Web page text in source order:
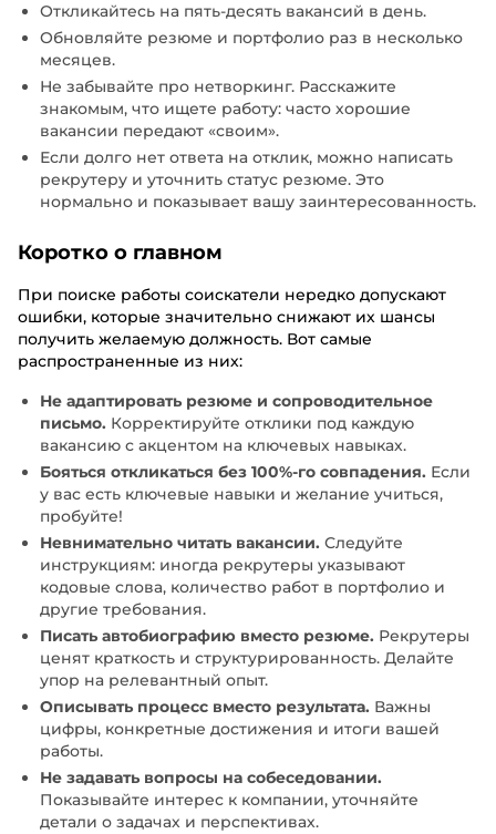
Откликайтесь на пять-десять вакансий в день.
Обновляйте резюме и портфолио раз в несколько
месяцев.
Не забывайте про нетворкинг. Расскажите
знакомым, что ищете работу: часто хорошие
вакансии передают «своим».
Если долго нет ответа на отклик, можно написать
рекрутеру и уточнить статус резюме. Это
нормально и показывает вашу заинтересованность.
Коротко о главном
При поиске работы соискатели нередко допускают
ошибки, которые значительно снижают их шансы
получить желаемую должность. Вот самые
распространенные из них:
Не адаптировать резюме и сопроводительное
письмо. Корректируйте отклики под каждую
вакансию с акцентом на ключевых навыках.
Бояться откликаться без 100%-го совпадения. Если
у вас есть ключевые навыки и желание учиться,
пробуйте!
Невнимательно читать вакансии. Следуйте
инструкциям: иногда рекрутеры указывают
кодовые слова, количество работ в портфолио и
другие требования.
Писать автобиографию вместо резюме. Рекрутеры
ценят краткость и структурированность. Делайте
упор на релевантный опыт.
Описывать процесс вместо результата. Важны
цифры, конкретные достижения и итоги вашей
работы.
Не задавать вопросы на собеседовании.
Показывайте интерес к компании, уточняйте
детали о задачах и перспективах.